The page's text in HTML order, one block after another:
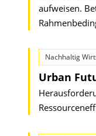
aufweisen.
Nachhaltig
Urban